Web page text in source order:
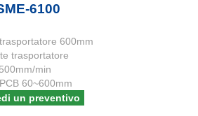
6100
600mm
trasportatore
min
60~600mm
un preventivo